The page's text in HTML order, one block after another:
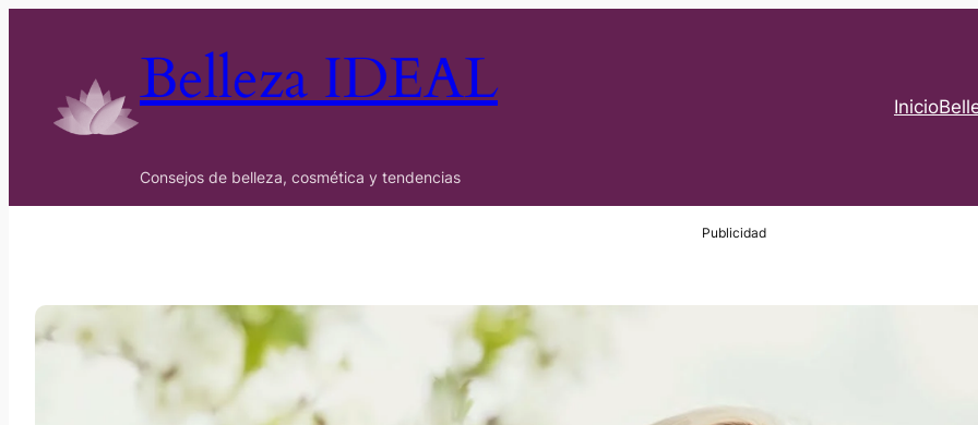
Belleza IDEAL
Consejos de belleza, cosmética y tendencias
Inicio